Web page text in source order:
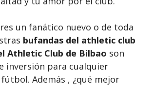
un fanático nuevo o de toda
bufandas del athletic club
Athletic Club de Bilbao son
inversión para cualquier
Además , ¿qué mejor